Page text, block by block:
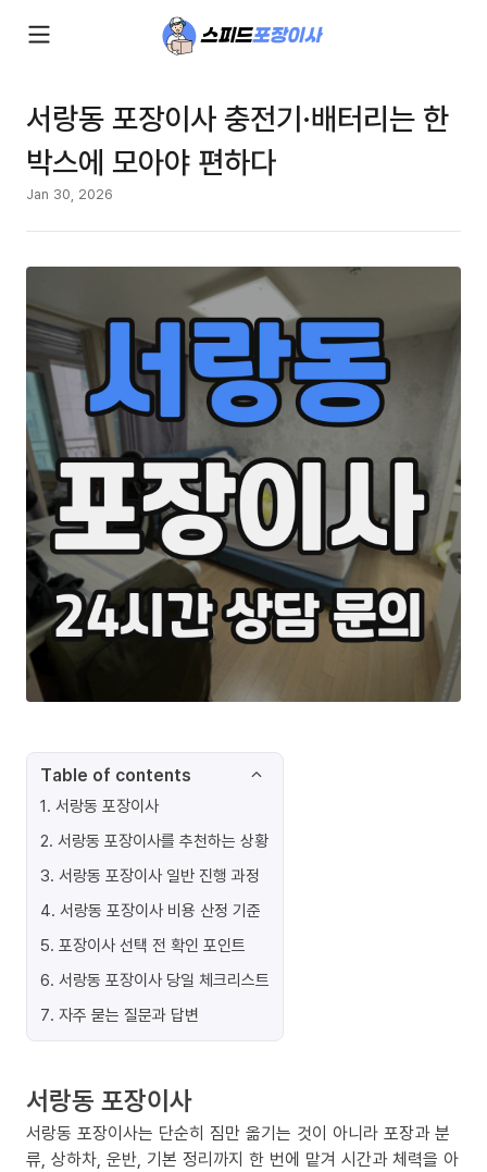
서랑동 포장이사 충전기·배터리는 한
박스에 모아야 편하다
Jan 30, 2026
Table of contents
1. 서랑동 포장이사
2. 서랑동 포장이사를 추천하는 상황
3. 서랑동 포장이사 일반 진행 과정
4. 서랑동 포장이사 비용 산정 기준
5. 포장이사 선택 전 확인 포인트
6. 서랑동 포장이사 당일 체크리스트
7. 자주 묻는 질문과 답변
서랑동 포장이사
서랑동 포장이사는 단순히 짐만 옮기는 것이 아니라 포장과 분
류, 상하차, 운반, 기본 정리까지 한 번에 맡겨 시간과 체력을 아